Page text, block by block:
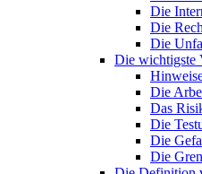
Die
Die
Die
Die wichtigste
Die
Das
Die
Die
Die